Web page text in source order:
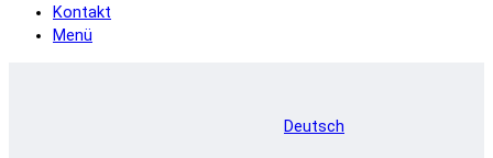
Kontakt
Menü
Deutsch